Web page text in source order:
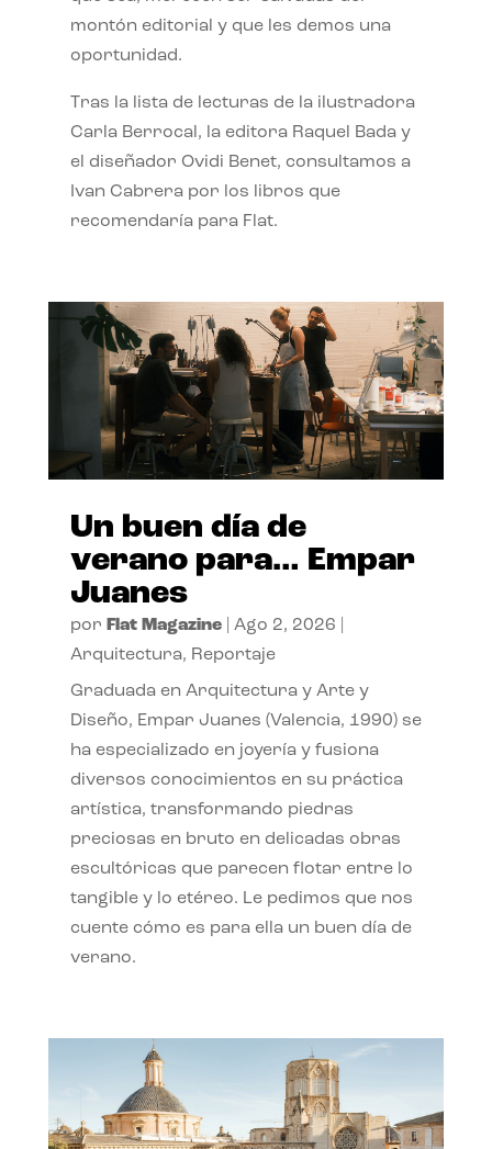
montón editorial y que les demos una
oportunidad.
Tras la lista de lecturas de la ilustradora
Carla Berrocal, la editora Raquel Bada y
el diseñador Ovidi Benet, consultamos a
Ivan Cabrera por los libros que
recomendaría para Flat.
Un buen día de
verano para… Empar
Juanes
por Flat Magazine| Ago 2, 2026
Arquitectura, Reportaje
Graduada en Arquitectura y Arte y
Diseño, Empar Juanes (Valencia, 1990) se
ha especializado en joyería y fusiona
diversos conocimientos en su práctica
artística, transformando piedras
preciosas en bruto en delicadas obras
escultóricas que parecen flotar entre lo
tangible y lo etéreo. Le pedimos que nos
cuente cómo es para ella un buen día de
verano.